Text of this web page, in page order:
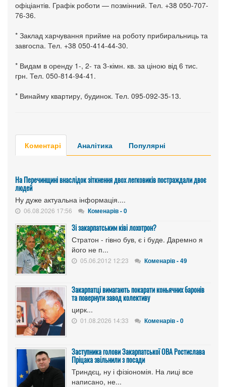
офіціантів. Графік роботи — позмінний. Тел. +38 050-707-
76-36.
* Заклад харчування прийме на роботу прибиральниць та
завгоспа. Тел. +38 050-414-44-30.
* Видам в оренду 1-, 2- та 3-кімн. кв. за ціною від 6 тис.
грн. Тел. 050-814-94-41.
* Винайму квартиру, будинок. Тел. 095-092-35-13.
Коментарі Аналітика Популярні
На Перечинщині внаслідок зіткнення двох легковиків постраждали двоє
людей
Ну дуже актуальна інформація....
06.08.2026 17:56 Коменарів - 0
Зі закарпатським ківі лохотрон?
Стратон - гівно був, є і буде. Даремно я
його не п...
05.06.2012 12:23 Коменарів - 49
Закарпатці вимагають покарати коньячних баронів
та повернути завод колективу
цирк...
01.08.2026 14:33 Коменарів - 0
Заступника голови Закарпатської ОВА Ростислава
Пріцака звільнили з посади
Триндєц, ну і фізіономія. На лиці все
написано, не...